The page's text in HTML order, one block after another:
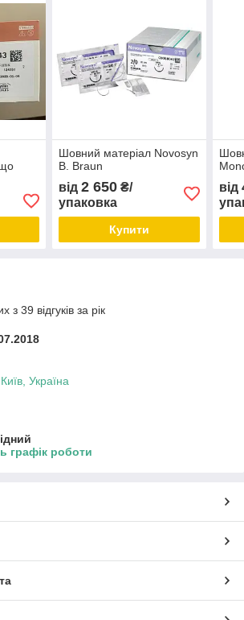
70 см
Шовний матеріал Novosyn
B. Braun
від 2 650₴/
упаковка
Купити
від
з 39 відгуків за рік
Україна
графік роботи